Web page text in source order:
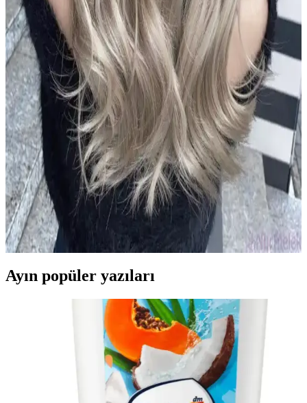
Le Petit Marseillais'in Arıç Ağacı ve Füjer bitkileriyle formüle edilen
duş jeli, cilt ve saçlara nazikçe bakım yaparken ferahlatıcı ve doğal
içeriklerle güvenle kullanılır.
2024 Koyu Kestane Saç Rengi Trendleri ve Popüler
Tonlar Hakkında Bilmeniz Gerekenler
2024 yılında koyu kestane tonları, doğal ve parlak görünümleriyle
öne çıkıyor. Bu renkler, bakım ve dayanıklılık avantajlarıyla geniş
kitlelere hitap ediyor.
2024 Yılında Popüler Sarı Saç Renkleri ve Trendleri
Hakkında Detaylı Bilgi
2024'te sarı saç renkleri doğal ve sıcak tonlarıyla öne çıkıyor. Bakım
ve renk koruma ipuçlarıyla, trendleri yakalayarak stilinizi
güçlendirin.
Ayın popüler yazıları